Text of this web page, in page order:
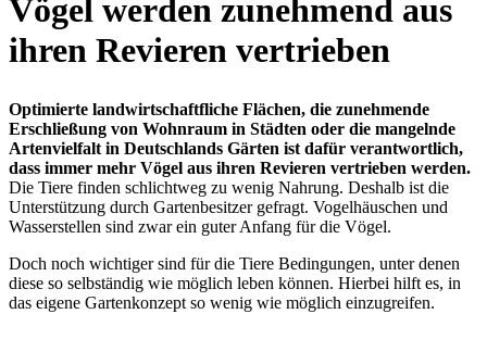
Vögel werden zunehmend aus
ihren Revieren vertrieben
Optimierte landwirtschaftfliche Flächen, die zunehmende
Erschließung von Wohnraum in Städten oder die mangelnde
Artenvielfalt in Deutschlands Gärten ist dafür verantwortlich,
dass immer mehr Vögel aus ihren Revieren vertrieben werden.
Die Tiere finden schlichtweg zu wenig Nahrung. Deshalb ist die
Unterstützung durch Gartenbesitzer gefragt. Vogelhäuschen und
Wasserstellen sind zwar ein guter Anfang für die Vögel.
Doch noch wichtiger sind für die Tiere Bedingungen, unter denen
diese so selbständig wie möglich leben können. Hierbei hilft es, in
das eigene Gartenkonzept so wenig wie möglich einzugreifen.